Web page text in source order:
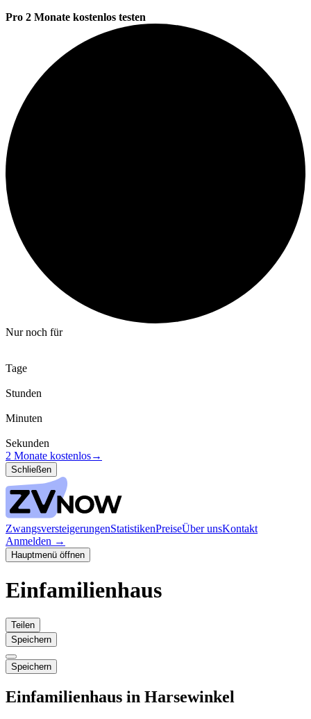
Pro 2 Monate kostenlos testen
Nur noch für
Tage
Stunden
Minuten
Sekunden
2 Monate kostenlos→
Schließen
ZwangsversteigerungenStatistikenPreiseÜber unsKontakt
Anmelden →
Hauptmenü öffnen
Einfamilienhaus
Teilen
Speichern
Speichern
Einfamilienhaus in Harsewinkel